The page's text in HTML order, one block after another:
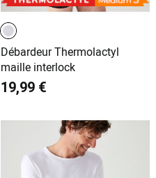
Débardeur Thermolactyl
maille interlock
19,99 €